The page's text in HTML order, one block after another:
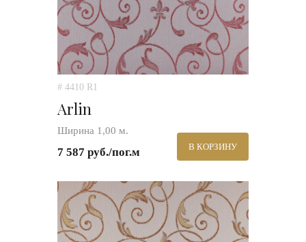
# 4410 R1
Arlin
Ширина 1,00 м.
7 587 руб./пог.м В КОРЗИНУ